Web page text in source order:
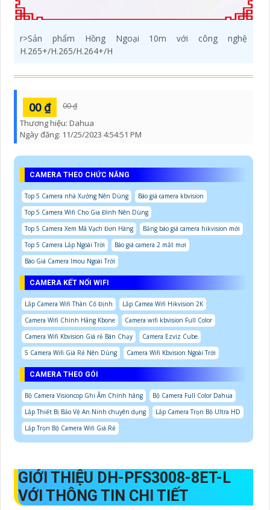
r>Sản phẩm Hồng Ngoại 10m với công nghệ
H.265+/H.265/H.264+/H
00 ₫ 00 ₫
Thương hiệu: Dahua
Ngày đăng: 11/25/2023 4:54:51 PM
CAMERA THEO CHỨC NĂNG
Top 5 Camera nhà Xưởng Nên Dùng
Báo giá camera kbvision
Top 5 Camera Wifi Cho Gia Đình Nên Dùng
Top 5 Camera Xem Mã Vạch Đơn Hàng
Bảng báo giá camera hikvision mới
Top 5 Camera Lắp Ngoài Trời
Báo giá camera 2 mắt mơi
Báo Giá Camera Imou Ngoài Trời
CAMERA KẾT NỐI WIFI
Lắp Camera Wifi Thân Cố Định
Lắp Camea Wifi Hikvision 2K
Camera Wifi Chính Hãng Kbone
Camera wifi kbvision Full Color
Camera Wifi Kbvision Giá rẻ Bán Chạy
Camera Ezviz Cube
5 Camera Wifi Giá Rẻ Nên Dùng
Camera Wifi Kbvision Ngoài Trời
CAMERA THEO GÓI
Bộ Camera Visioncop Ghi Âm Chính hãng
Bộ Camera Full Color Dahua
Lắp Thiết Bị Bảo Vệ An Ninh chuyên dụng
Lắp Camera Trọn Bộ Ultra HD
Lắp Trọn Bộ Camera Wifi Giá Rẻ
GIỚI THIỆU DH-PFS3008-8ET-L
VỚI THÔNG TIN CHI TIẾT